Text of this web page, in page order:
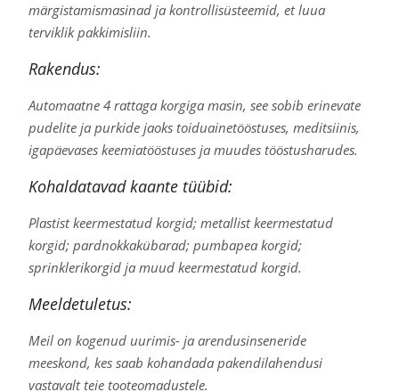
märgistamismasinad ja kontrollisüsteemid, et luua
terviklik pakkimisliin.
Rakendus:
Automaatne 4 rattaga korgiga masin, see sobib erinevate
pudelite ja purkide jaoks toiduainetööstuses, meditsiinis,
igapäevases keemiatööstuses ja muudes tööstusharudes.
Kohaldatavad kaante tüübid:
Plastist keermestatud korgid; metallist keermestatud
korgid; pardnokkakübarad; pumbapea korgid;
sprinklerikorgid ja muud keermestatud korgid.
Meeldetuletus:
Meil on kogenud uurimis- ja arendusinseneride
meeskond, kes saab kohandada pakendilahendusi
vastavalt teie tooteomadustele.